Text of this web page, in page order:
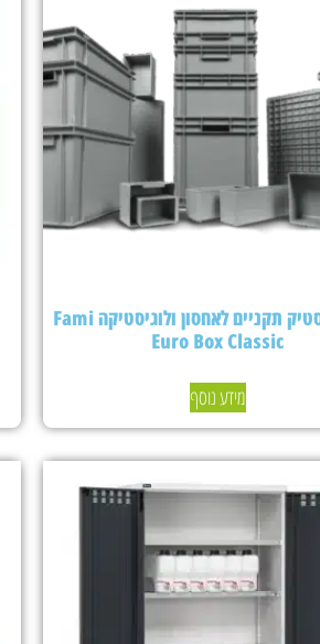
ארגזי פלסטיק תקניים לאחסון ולוגיסטיקה Fami
Euro Box Classic
מידע נוסף